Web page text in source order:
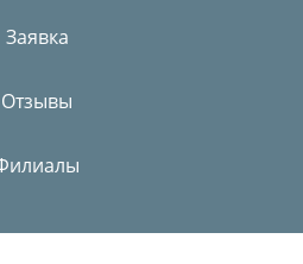
Заявка
Отзывы